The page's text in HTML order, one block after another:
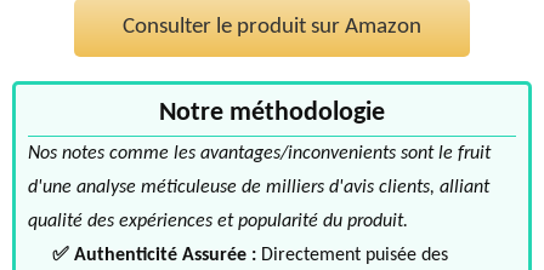
Consulter le produit sur Amazon
Notre méthodologie
Nos notes comme les avantages/inconvenients sont le fruit
d'une analyse méticuleuse de milliers d'avis clients, alliant
qualité des expériences et popularité du produit.
✅ Authenticité Assurée : Directement puisée des